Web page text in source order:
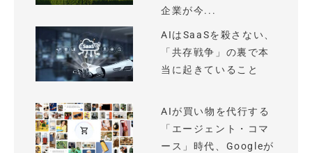
企業が今...
AIはSaaSを殺さない、
「共存戦争」の裏で本
当に起きていること
AIが買い物を代行する
「エージェント・コマ
ース」時代、Googleが